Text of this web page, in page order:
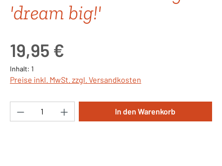
'dream big!'
19,95 €
Inhalt: 1
Preise inkl. MwSt. zzgl. Versandkosten
Produkt Anzahl: Gib den gewünschten
In den Warenkorb